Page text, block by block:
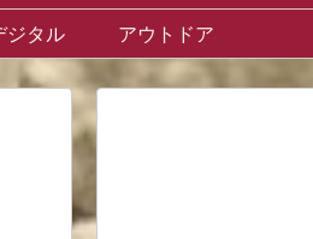
ジタル アウトドア